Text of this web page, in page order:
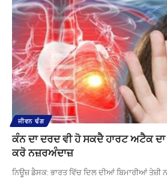
ਜੀਵਨ ਢੰਗ
ਕੰਨ ਦਾ ਦਰਦ ਵੀ ਹੋ ਸਕਦੈ ਹਾਰਟ ਅਟੈਕ ਦਾ
ਕਰੋ ਨਜ਼ਰਅੰਦਾਜ਼
ਨਿਊਜ਼ ਡੈਸਕ: ਭਾਰਤ ਵਿੱਚ ਦਿਲ ਦੀਆਂ ਬਿਮਾਰੀਆਂ ਤੇਜ਼ੀ